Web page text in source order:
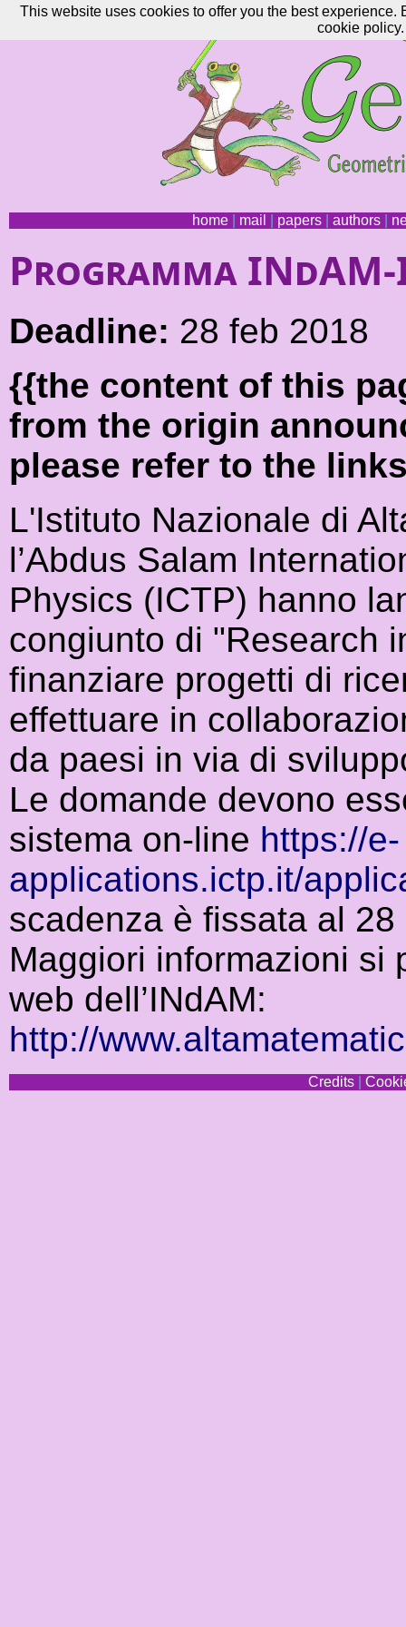
home| mail papers| authors|
Programma INdAM-
Deadline: 28 feb 2018
{{the content of this
from the origin
please refer to the
L'Istituto Nazionale di
l’Abdus Salam
Physics (ICTP) hanno
congiunto di "Research
finanziare progetti di
effettuare in
da paesi in via di
Le domande devono
sistema on-line https://e-
applications.ictp.it/
scadenza è fissata al
Maggiori informazioni si
web dell’INdAM:
http://
Credits
This website uses cookies to offer you the best
cookie policy.